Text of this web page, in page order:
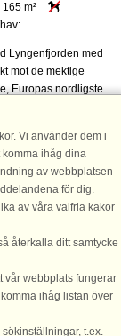
m²
Lyngenfjorden med
mot de mektige
Europas nordligste
Flott sted for vinter- og
Midnattssol kan
og sommer. Sentralt ...
13.056 SEK
Vi använder dem i
ihåg dina
av webbplatsen
för dig.
av våra valfria kakor
återkalla ditt samtycke
vår webbplats fungerar
ihåg listan över
t.ex.